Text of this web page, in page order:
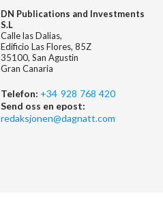
DN Publications and Investments
S.L
Calle las Dalias,
Edificio Las Flores, 85Z
35100, San Agustin
Gran Canaria
Telefon: +34 928 768 420
Send oss en epost:
redaksjonen@dagnatt.com